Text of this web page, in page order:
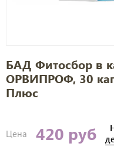
БАД Фитосбор в
ОРВИПРОФ, 30
Плюс
Цена 420 руб